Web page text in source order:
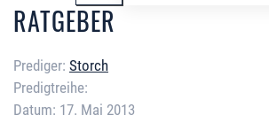
RATGEBER
Prediger: Storch
Predigtreihe:
Datum: 17. Mai 2013